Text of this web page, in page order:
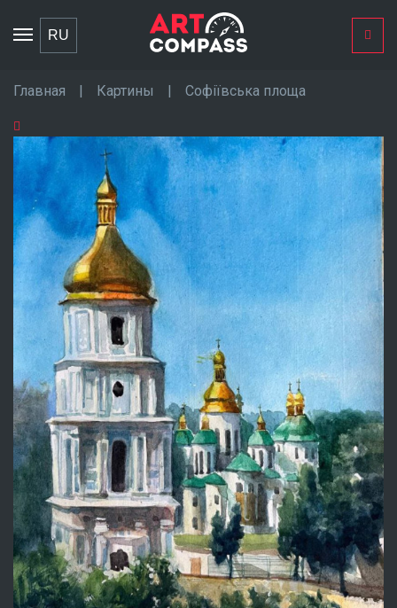
Toggle
navigation
RU
Главная | Картины | Софіївська площа